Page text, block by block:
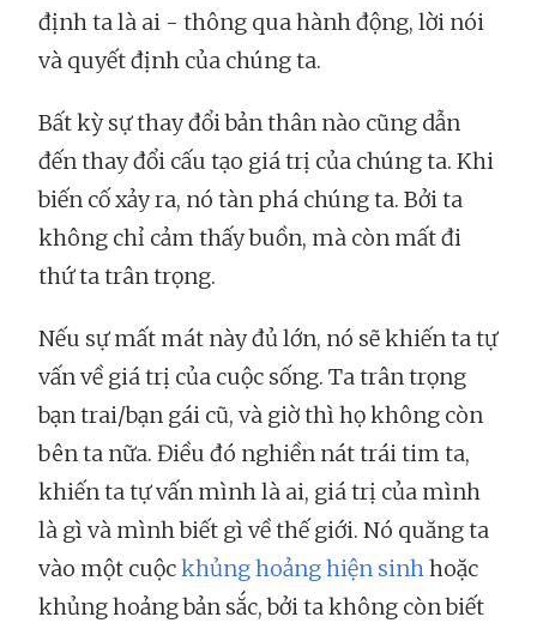
định ta là ai - thông qua hành động, lời nói
và quyết định của chúng ta.
Bất kỳ sự thay đổi bản thân nào cũng dẫn
đến thay đổi cấu tạo giá trị của chúng ta. Khi
biến cố xảy ra, nó tàn phá chúng ta. Bởi ta
không chỉ cảm thấy buồn, mà còn mất đi
thứ ta trân trọng.
Nếu sự mất mát này đủ lớn, nó sẽ khiến ta tự
vấn về giá trị của cuộc sống. Ta trân trọng
bạn trai/bạn gái cũ, và giờ thì họ không còn
bên ta nữa. Điều đó nghiền nát trái tim ta,
khiến ta tự vấn mình là ai, giá trị của mình
là gì và mình biết gì về thế giới. Nó quăng ta
vào một cuộckhủng hoảng hiện sinhhoặc
khủng hoảng bản sắc, bởi ta không còn biết